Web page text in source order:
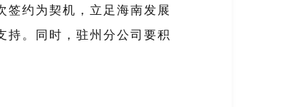
签约为契机，立足海南发展
持。同时，驻州分公司要积